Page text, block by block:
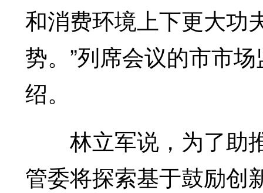
和消费环境上下更大功
势。”列席会议的市市
绍。
林立军说，为了助
管委将探索基于鼓励创